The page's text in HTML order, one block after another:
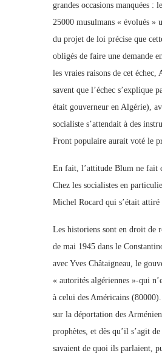
grandes occasions manquées
25000 musulmans « évolués »
du projet de loi précise que
obligés de faire une demande
les vraies raisons de cet
savent que l’échec s’explique
était gouverneur en Algérie),
socialiste s’attendait à des
Front populaire aurait voté le
En fait, l’attitude Blum ne fait
Chez les socialistes en
Michel Rocard qui s’était
Les historiens sont en droit de
de mai 1945 dans le
avec Yves Châtaigneau, le
« autorités algériennes »-qui
à celui des Américains
sur la déportation des
prophètes, et dès qu’il s’agit
savaient de quoi ils parlaient,